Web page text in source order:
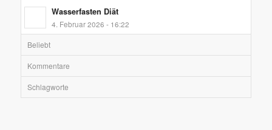
Wasserfasten Diät
4. Februar 2026 - 16:22
Beliebt
Kommentare
Schlagworte